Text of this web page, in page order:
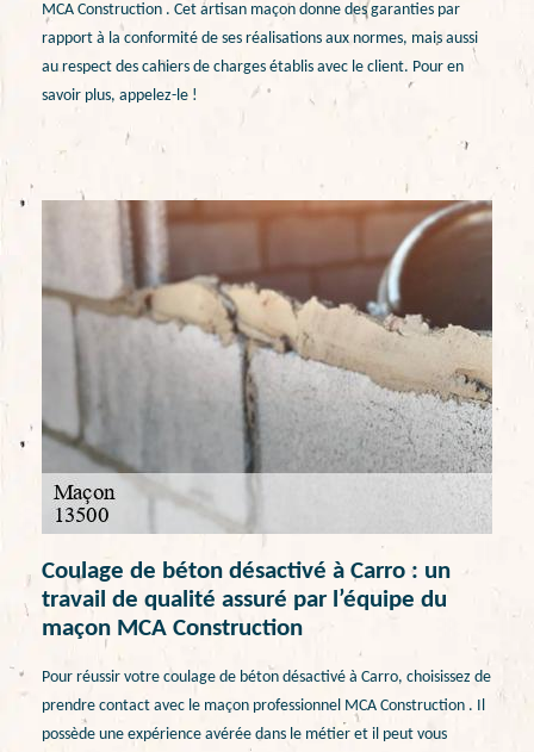
MCA Construction . Cet artisan maçon donne des garanties par
rapport à la conformité de ses réalisations aux normes, mais aussi
au respect des cahiers de charges établis avec le client. Pour en
savoir plus, appelez-le !
Coulage de béton désactivé à Carro : un
travail de qualité assuré par l’équipe du
maçon MCA Construction
Pour réussir votre coulage de béton désactivé à Carro, choisissez de
prendre contact avec le maçon professionnel MCA Construction . Il
possède une expérience avérée dans le métier et il peut vous